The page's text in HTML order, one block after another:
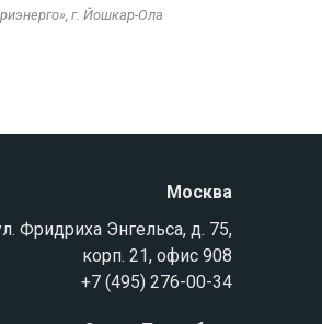
г. Йошкар-Ола
Москва
Фридриха Энгельса, д. 75,
корп. 21, офис 908
+7 (495) 276-00-34